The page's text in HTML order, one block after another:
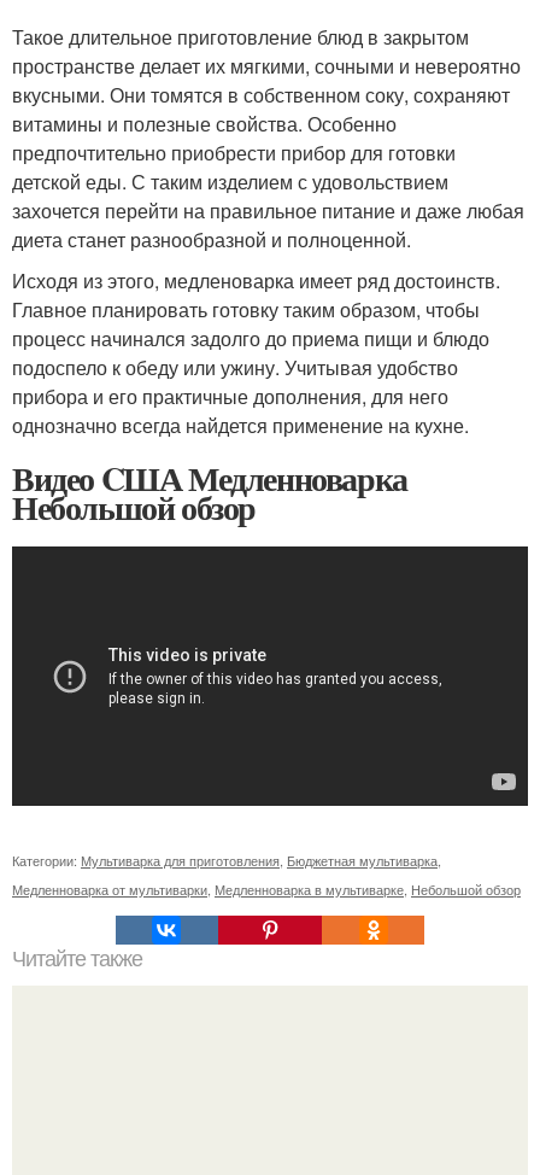
Такое длительное приготовление блюд в закрытом
пространстве делает их мягкими, сочными и невероятно
вкусными. Они томятся в собственном соку, сохраняют
витамины и полезные свойства. Особенно
предпочтительно приобрести прибор для готовки
детской еды. С таким изделием с удовольствием
захочется перейти на правильное питание и даже любая
диета станет разнообразной и полноценной.
Исходя из этого, медленоварка имеет ряд достоинств.
Главное планировать готовку таким образом, чтобы
процесс начинался задолго до приема пищи и блюдо
подоспело к обеду или ужину. Учитывая удобство
прибора и его практичные дополнения, для него
однозначно всегда найдется применение на кухне.
Видео CША Медленноварка
Небольшой обзор
Категории: Мультиварка для приготовления Бюджетная мультиварка
Медленноварка от мультиварки Медленноварка в мультиварке Небольшой обзор
Читайте также